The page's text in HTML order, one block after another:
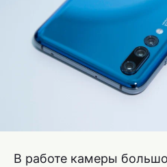
В работе камеры